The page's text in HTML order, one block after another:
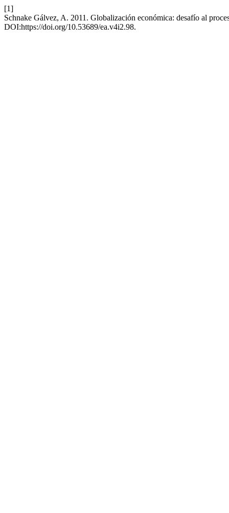
[1]
Schnake Gálvez, A. 2011. Globalización económica: desafío al
DOI:https://doi.org/10.53689/ea.v4i2.98.